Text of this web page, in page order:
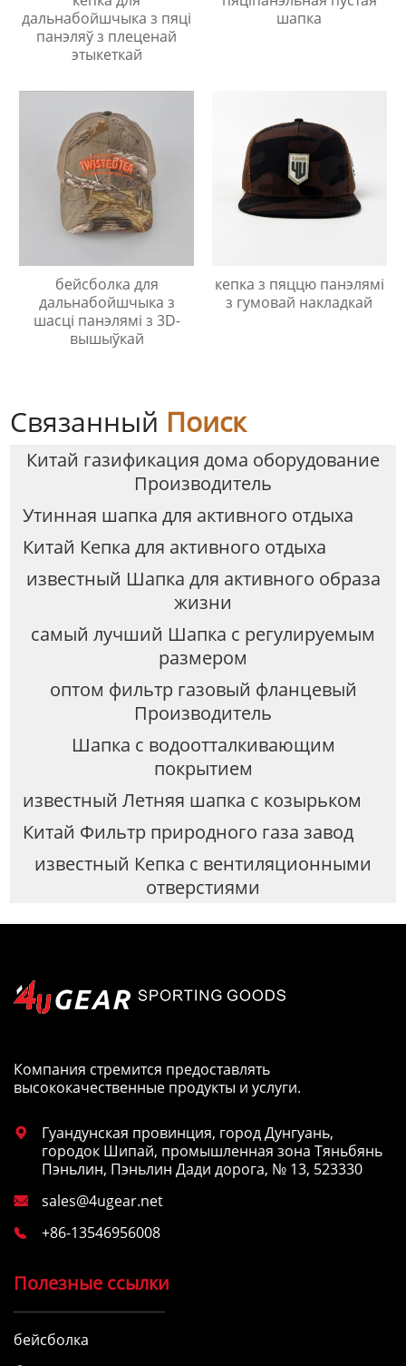
дальнабойшчыка з пяці
панэляў з плеценай
этыкеткай
шапка
бейсболка для
дальнабойшчыка з
шасці панэлямі з 3D-
вышыўкай
кепка з пяццю панэлямі
з гумовай накладкай
Связанный Поиск
Китай газификация дома оборудование
Производитель
Утинная шапка для активного отдыха
Китай Кепка для активного отдыха
известный Шапка для активного образа
жизни
самый лучший Шапка с регулируемым
размером
оптом фильтр газовый фланцевый
Производитель
Шапка с водоотталкивающим
покрытием
известный Летняя шапка с козырьком
Китай Фильтр природного газа завод
известный Кепка с вентиляционными
отверстиями
Компания стремится предоставлять
высококачественные продукты и услуги.

Гуандунская провинция, город Дунгуань,
городок Шипай, промышленная зона Тяньбянь
Пэньлин, Пэньлин Дади дорога, № 13, 523330
 sales@4ugear.net
 +86-13546956008
Полезные ссылки
бейсболка